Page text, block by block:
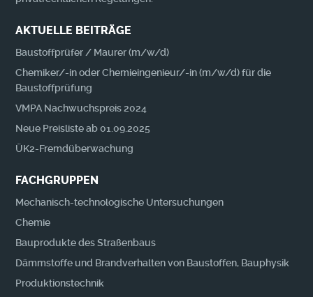
AKTUELLE BEITRÄGE
Baustoffprüfer / Maurer (m/w/d)
Chemiker/-in oder Chemieingenieur/-in (m/w/d) für die
Baustoffprüfung
VMPA Nachwuchspreis 2024
Neue Preisliste ab 01.09.2025
ÜK2-Fremdüberwachung
FACHGRUPPEN
Mechanisch-technologische Untersuchungen
Chemie
Bauprodukte des Straßenbaus
Dämmstoffe und Brandverhalten von Baustoffen, Bauphysik
Produktionstechnik